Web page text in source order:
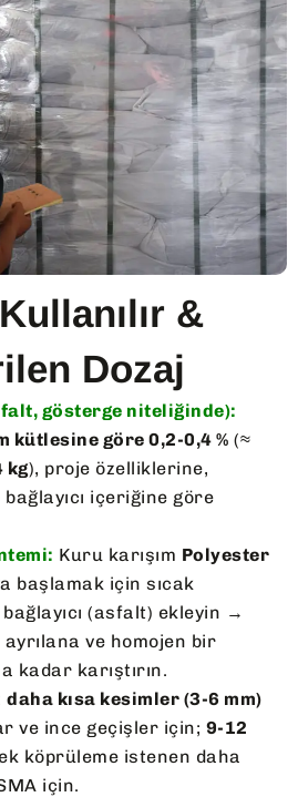
&
Dozaj
gösterge niteliğinde):
kütlesine göre 0,2-0,4 % (≈
kg), proje özelliklerine,
içeriğine göre
Kuru karışım Polyester
başlamak için sıcak
(asfalt) ekleyin →
ve homojen bir
kadar karıştırın.
daha kısa kesimler (3-6 mm)
ve ince geçişler için; 9-12
köprüleme istenen daha
için.